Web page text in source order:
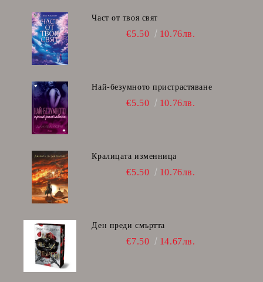
Част от твоя свят
€5.50 10.76лв.
Най-безумното пристрастяване
€5.50 10.76лв.
Кралицата изменница
€5.50 10.76лв.
Ден преди смъртта
€7.50 14.67лв.